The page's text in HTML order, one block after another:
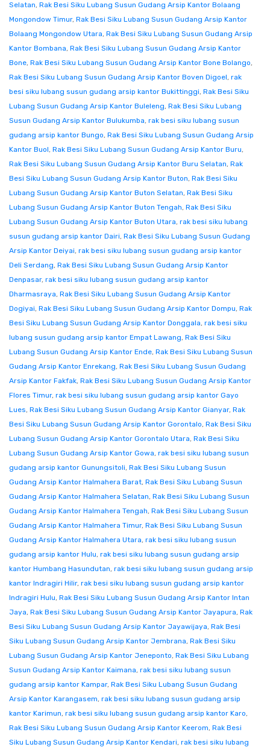
Selatan, Rak Besi Siku Lubang Susun Gudang Arsip Kantor Bolaang
Mongondow Timur, Rak Besi Siku Lubang Susun Gudang Arsip Kantor
Bolaang Mongondow Utara, Rak Besi Siku Lubang Susun Gudang Arsip
Kantor Bombana, Rak Besi Siku Lubang Susun Gudang Arsip Kantor
Bone, Rak Besi Siku Lubang Susun Gudang Arsip Kantor Bone Bolango,
Rak Besi Siku Lubang Susun Gudang Arsip Kantor Boven Digoel, rak
besi siku lubang susun gudang arsip kantor Bukittinggi, Rak Besi Siku
Lubang Susun Gudang Arsip Kantor Buleleng, Rak Besi Siku Lubang
Susun Gudang Arsip Kantor Bulukumba, rak besi siku lubang susun
gudang arsip kantor Bungo, Rak Besi Siku Lubang Susun Gudang Arsip
Kantor Buol, Rak Besi Siku Lubang Susun Gudang Arsip Kantor Buru,
Rak Besi Siku Lubang Susun Gudang Arsip Kantor Buru Selatan, Rak
Besi Siku Lubang Susun Gudang Arsip Kantor Buton, Rak Besi Siku
Lubang Susun Gudang Arsip Kantor Buton Selatan, Rak Besi Siku
Lubang Susun Gudang Arsip Kantor Buton Tengah, Rak Besi Siku
Lubang Susun Gudang Arsip Kantor Buton Utara, rak besi siku lubang
susun gudang arsip kantor Dairi, Rak Besi Siku Lubang Susun Gudang
Arsip Kantor Deiyai, rak besi siku lubang susun gudang arsip kantor
Deli Serdang, Rak Besi Siku Lubang Susun Gudang Arsip Kantor
Denpasar, rak besi siku lubang susun gudang arsip kantor
Dharmasraya, Rak Besi Siku Lubang Susun Gudang Arsip Kantor
Dogiyai, Rak Besi Siku Lubang Susun Gudang Arsip Kantor Dompu, Rak
Besi Siku Lubang Susun Gudang Arsip Kantor Donggala, rak besi siku
lubang susun gudang arsip kantor Empat Lawang, Rak Besi Siku
Lubang Susun Gudang Arsip Kantor Ende, Rak Besi Siku Lubang Susun
Gudang Arsip Kantor Enrekang, Rak Besi Siku Lubang Susun Gudang
Arsip Kantor Fakfak, Rak Besi Siku Lubang Susun Gudang Arsip Kantor
Flores Timur, rak besi siku lubang susun gudang arsip kantor Gayo
Lues, Rak Besi Siku Lubang Susun Gudang Arsip Kantor Gianyar, Rak
Besi Siku Lubang Susun Gudang Arsip Kantor Gorontalo, Rak Besi Siku
Lubang Susun Gudang Arsip Kantor Gorontalo Utara, Rak Besi Siku
Lubang Susun Gudang Arsip Kantor Gowa, rak besi siku lubang susun
gudang arsip kantor Gunungsitoli, Rak Besi Siku Lubang Susun
Gudang Arsip Kantor Halmahera Barat, Rak Besi Siku Lubang Susun
Gudang Arsip Kantor Halmahera Selatan, Rak Besi Siku Lubang Susun
Gudang Arsip Kantor Halmahera Tengah, Rak Besi Siku Lubang Susun
Gudang Arsip Kantor Halmahera Timur, Rak Besi Siku Lubang Susun
Gudang Arsip Kantor Halmahera Utara, rak besi siku lubang susun
gudang arsip kantor Hulu, rak besi siku lubang susun gudang arsip
kantor Humbang Hasundutan, rak besi siku lubang susun gudang arsip
kantor Indragiri Hilir, rak besi siku lubang susun gudang arsip kantor
Indragiri Hulu, Rak Besi Siku Lubang Susun Gudang Arsip Kantor Intan
Jaya, Rak Besi Siku Lubang Susun Gudang Arsip Kantor Jayapura, Rak
Besi Siku Lubang Susun Gudang Arsip Kantor Jayawijaya, Rak Besi
Siku Lubang Susun Gudang Arsip Kantor Jembrana, Rak Besi Siku
Lubang Susun Gudang Arsip Kantor Jeneponto, Rak Besi Siku Lubang
Susun Gudang Arsip Kantor Kaimana, rak besi siku lubang susun
gudang arsip kantor Kampar, Rak Besi Siku Lubang Susun Gudang
Arsip Kantor Karangasem, rak besi siku lubang susun gudang arsip
kantor Karimun, rak besi siku lubang susun gudang arsip kantor Karo,
Rak Besi Siku Lubang Susun Gudang Arsip Kantor Keerom, Rak Besi
Siku Lubang Susun Gudang Arsip Kantor Kendari, rak besi siku lubang